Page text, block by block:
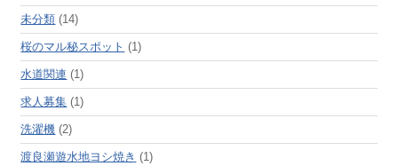
未分類 (14)
桜のマル秘スポット (1)
水道関連 (1)
求人募集 (1)
洗濯機 (2)
渡良瀬遊水地ヨシ焼き (1)